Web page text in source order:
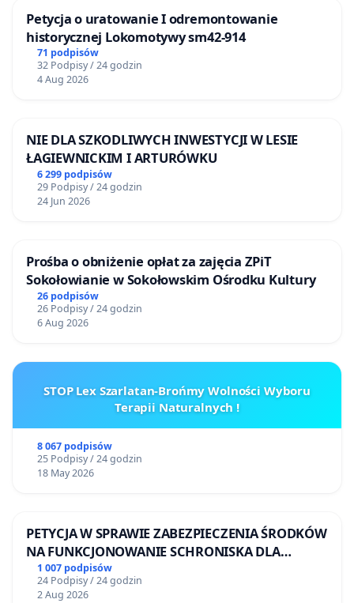
Petycja o uratowanie I odremontowanie
historycznej Lokomotywy sm42-914
71 podpisów
32 Podpisy / 24 godzin
4 Aug 2026
NIE DLA SZKODLIWYCH INWESTYCJI W LESIE
ŁAGIEWNICKIM I ARTURÓWKU
6 299 podpisów
29 Podpisy / 24 godzin
24 Jun 2026
Prośba o obniżenie opłat za zajęcia ZPiT
Sokołowianie w Sokołowskim Ośrodku Kultury
26 podpisów
26 Podpisy / 24 godzin
6 Aug 2026
STOP Lex Szarlatan-Brońmy Wolności Wyboru
Terapii Naturalnych !
8 067 podpisów
25 Podpisy / 24 godzin
18 May 2026
PETYCJA W SPRAWIE ZABEZPIECZENIA ŚRODKÓW
NA FUNKCJONOWANIE SCHRONISKA DLA
BEZDOMNYCH ZWIERZĄT W SKARYSZEWIE
1 007 podpisów
24 Podpisy / 24 godzin
2 Aug 2026